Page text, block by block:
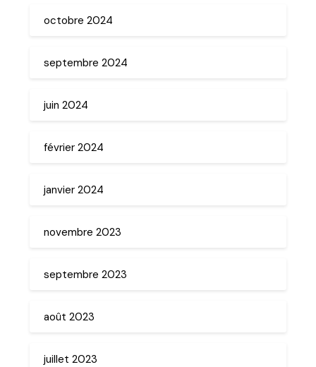
octobre 2024
septembre 2024
juin 2024
février 2024
janvier 2024
novembre 2023
septembre 2023
août 2023
juillet 2023